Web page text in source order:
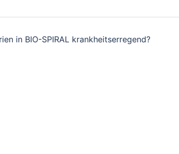
in BIO-SPIRAL krankheitserregend?